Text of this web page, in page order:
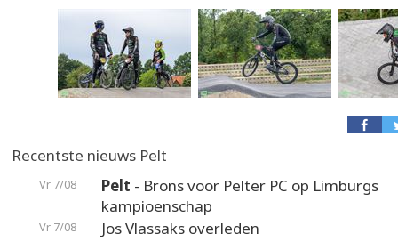
Recentste nieuws Pelt
Vr 7/08 Pelt - Brons voor Pelter PC op Limburgs
kampioenschap
Vr 7/08 Jos Vlassaks overleden